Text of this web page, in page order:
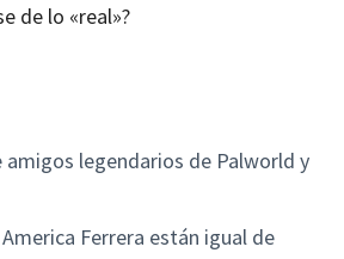
de lo «real»?
amigos legendarios de Palworld y
Ferrera están igual de